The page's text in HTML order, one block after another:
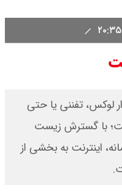
ابزار لوکس، تفننی یا حتی
با گسترش زیست
اینترنت به بخشی از